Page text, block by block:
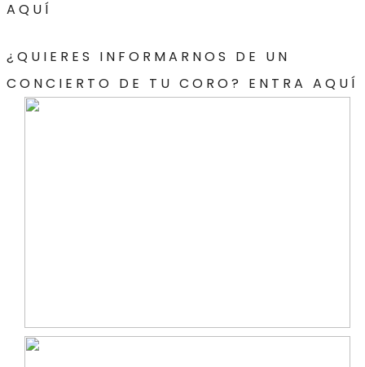
AQUÍ
¿QUIERES INFORMARNOS DE UN
CONCIERTO DE TU CORO? ENTRA AQUÍ